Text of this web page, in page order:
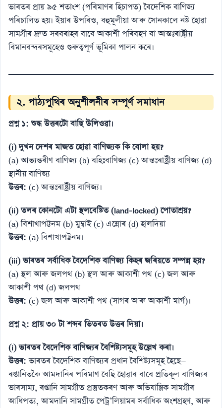
ভাৰতৰ প্ৰায় ৯৫ শতাংশ (পৰিমাণৰ হিচাপত) বৈদেশিক বাণিজ্য
পৰিচালিত হয়। ইয়াৰ উপৰিও, বহুমূলীয়া আৰু সোনকালে নষ্ট হোৱা
সামগ্ৰীৰ দ্ৰুত সৰবৰাহৰ বাবে আকাশী পৰিবহণ বা আন্তঃৰাষ্ট্ৰীয়
বিমানবন্দৰসমূহেও গুৰুত্বপূৰ্ণ ভূমিকা পালন কৰে।
২. পাঠ্যপুথিৰ অনুশীলনীৰ সম্পূৰ্ণ সমাধান
প্ৰশ্ন ১: শুদ্ধ উত্তৰটো বাছি উলিওৱা।
(i) দুখন দেশৰ মাজত হোৱা বাণিজ্যক কি বোলা হয়?
(a) আভ্যন্তৰীণ বাণিজ্য (b) বহিঃবাণিজ্য (c) আন্তঃৰাষ্ট্ৰীয় বাণিজ্য (d)
স্থানীয় বাণিজ্য
উত্তৰ: (c) আন্তঃৰাষ্ট্ৰীয় বাণিজ্য।
(ii) তলৰ কোনটো এটা স্থলবেষ্টিত (land-locked) পোতাশ্ৰয়?
(a) বিশাখাপট্টনম (b) মুম্বাই (c) এন্নোৰ (d) হালদিয়া
উত্তৰ: (a) বিশাখাপট্টনম।
(iii) ভাৰতৰ সৰ্বাধিক বৈদেশিক বাণিজ্য কিহৰ জৰিয়তে সম্পন্ন হয়?
(a) স্থল আৰু জলপথ (b) স্থল আৰু আকাশী পথ (c) জল আৰু
আকাশী পথ (d) জলপথ
উত্তৰ: (c) জল আৰু আকাশী পথ (সাগৰ আৰু আকাশী মাৰ্গ)।
প্ৰশ্ন ২: প্ৰায় ৩০ টা শব্দৰ ভিতৰত উত্তৰ দিয়া।
(i) ভাৰতৰ বৈদেশিক বাণিজ্যৰ বৈশিষ্ট্যসমূহ উল্লেখ কৰা।
উত্তৰ: ভাৰতৰ বৈদেশিক বাণিজ্যৰ প্ৰধান বৈশিষ্ট্যসমূহ হৈছে—
ৰপ্তানিতকৈ আমদানিৰ পৰিমাণ বেছি হোৱাৰ বাবে প্ৰতিকূল বাণিজ্যৰ
ভাৰসাম্য, ৰপ্তানি সামগ্ৰীত প্ৰস্তুতকৰণ আৰু অভিযান্ত্ৰিক সামগ্ৰীৰ
আধিপত্য, আমদানি সামগ্ৰীত পেট্ৰ’লিয়ামৰ সৰ্বাধিক অংশগ্ৰহণ, আৰু